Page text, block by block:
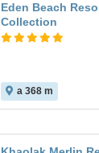
Eden Beach
Collection
a 368 m